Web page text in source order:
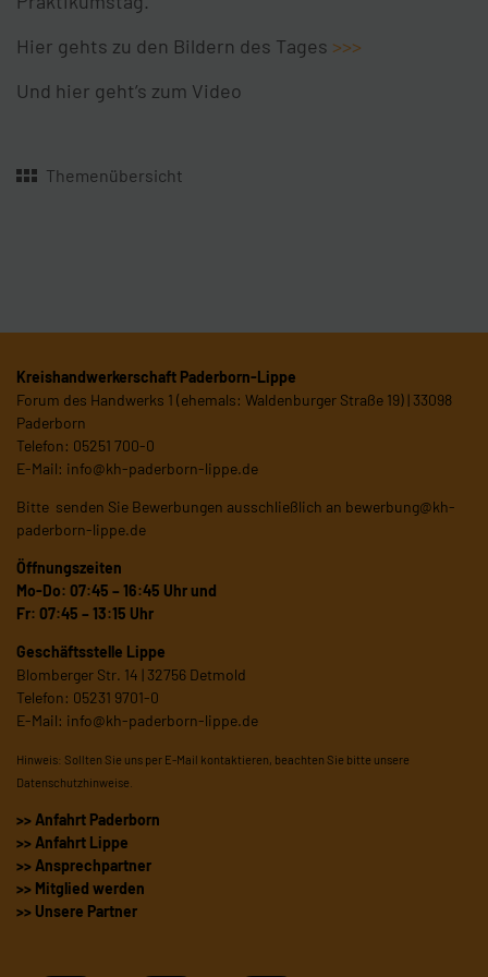
Hier gehts zu den Bildern des Tages >>>
Und hier geht’s zum Video
Themenübersicht
Kreishandwerkerschaft Paderborn-Lippe
Forum des Handwerks 1 (ehemals: Waldenburger Straße 19) | 33098
Paderborn
Telefon: 05251 700-0
E-Mail: info@kh-paderborn-lippe.de
Bitte senden Sie Bewerbungen ausschließlich an bewerbung@kh-
paderborn-lippe.de
Öffnungszeiten
Mo-Do: 07:45 – 16:45 Uhr und
Fr: 07:45 – 13:15 Uhr
Geschäftsstelle Lippe
Blomberger Str. 14 | 32756 Detmold
Telefon: 05231 9701-0
E-Mail: info@kh-paderborn-lippe.de
Hinweis: Sollten Sie uns per E-Mail kontaktieren, beachten Sie bitte unsere
Datenschutzhinweise
>> Anfahrt Paderborn
>> Anfahrt Lippe
>> Ansprechpartner
>> Mitglied werden
>> Unsere Partner